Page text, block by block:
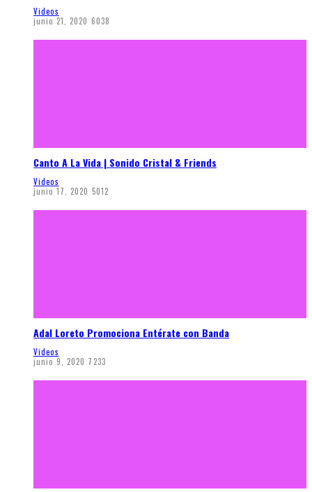
Videos
junio 21, 2020 6038
Canto A La Vida | Sonido Cristal & Friends
Videos
junio 17, 2020 5012
Adal Loreto Promociona Entérate con Banda
Videos
junio 9, 2020 7233